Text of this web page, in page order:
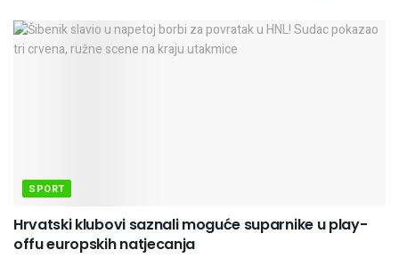
SPORT
Hrvatski klubovi saznali moguće suparnike u play-
offu europskih natjecanja